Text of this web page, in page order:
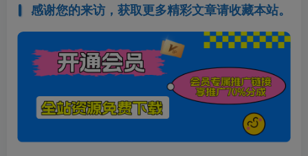
感谢您的来访，获取更多精彩文章请收藏本站。